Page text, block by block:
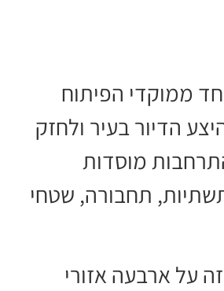
ממוקדי הפיתוח
הדיור בעיר ולחזק
מוסדות
תחבורה, שטחי
על ארבעה אזורי